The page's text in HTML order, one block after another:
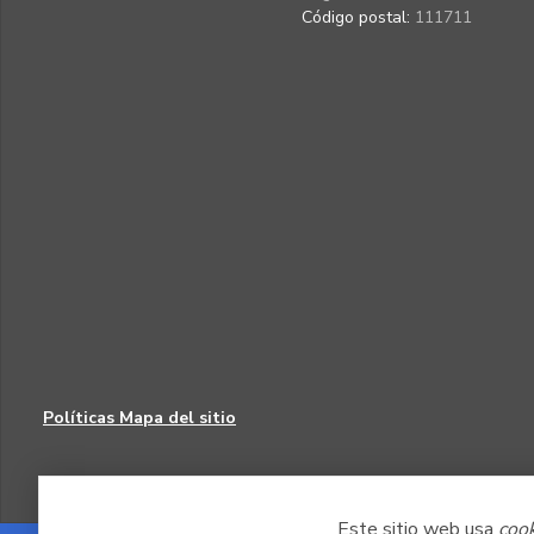
Código postal: 111711
Políticas Mapa del sitio